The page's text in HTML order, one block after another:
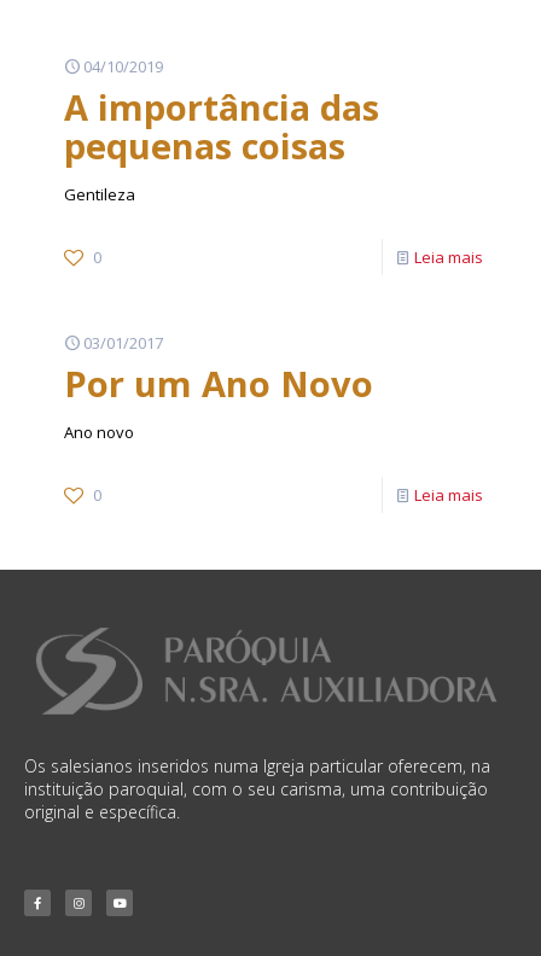
04/10/2019
A importância das
pequenas coisas
Gentileza
0 Leia mais
03/01/2017
Por um Ano Novo
Ano novo
0 Leia mais
Os salesianos inseridos numa Igreja particular oferecem, na
instituição paroquial, com o seu carisma, uma contribuição
original e específica.